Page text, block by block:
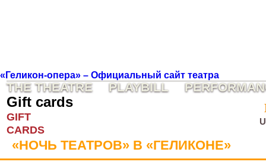
«Геликон-опера» – Официальный сайт театра
THE THEATRE PLAYBILL
Gift cards
GIFT
CARDS
«НОЧЬ ТЕАТРОВ» В «ГЕЛИКОНЕ»